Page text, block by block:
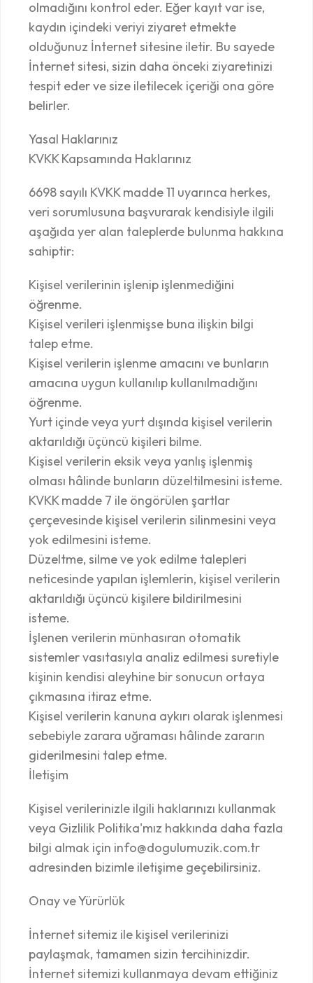
olmadığını kontrol eder. Eğer kayıt var ise,
kaydın içindeki veriyi ziyaret etmekte
olduğunuz İnternet sitesine iletir. Bu sayede
İnternet sitesi, sizin daha önceki ziyaretinizi
tespit eder ve size iletilecek içeriği ona göre
belirler.
Yasal Haklarınız
KVKK Kapsamında Haklarınız
6698 sayılı KVKK madde 11 uyarınca herkes,
veri sorumlusuna başvurarak kendisiyle ilgili
aşağıda yer alan taleplerde bulunma hakkına
sahiptir:
Kişisel verilerinin işlenip işlenmediğini
öğrenme.
Kişisel verileri işlenmişse buna ilişkin bilgi
talep etme.
Kişisel verilerin işlenme amacını ve bunların
amacına uygun kullanılıp kullanılmadığını
öğrenme.
Yurt içinde veya yurt dışında kişisel verilerin
aktarıldığı üçüncü kişileri bilme.
Kişisel verilerin eksik veya yanlış işlenmiş
olması hâlinde bunların düzeltilmesini isteme.
KVKK madde 7 ile öngörülen şartlar
çerçevesinde kişisel verilerin silinmesini veya
yok edilmesini isteme.
Düzeltme, silme ve yok edilme talepleri
neticesinde yapılan işlemlerin, kişisel verilerin
aktarıldığı üçüncü kişilere bildirilmesini
isteme.
İşlenen verilerin münhasıran otomatik
sistemler vasıtasıyla analiz edilmesi suretiyle
kişinin kendisi aleyhine bir sonucun ortaya
çıkmasına itiraz etme.
Kişisel verilerin kanuna aykırı olarak işlenmesi
sebebiyle zarara uğraması hâlinde zararın
giderilmesini talep etme.
İletişim
Kişisel verilerinizle ilgili haklarınızı kullanmak
veya Gizlilik Politika'mız hakkında daha fazla
bilgi almak için info@dogulumuzik.com.tr
adresinden bizimle iletişime geçebilirsiniz.
Onay ve Yürürlük
İnternet sitemiz ile kişisel verilerinizi
paylaşmak, tamamen sizin tercihinizdir.
İnternet sitemizi kullanmaya devam ettiğiniz